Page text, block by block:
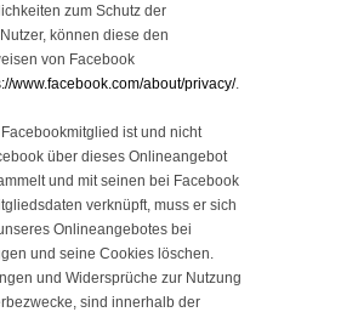
zum Schutz der
können diese den
von Facebook
www.facebook.com/about/privacy/.
ist und nicht
über dieses Onlineangebot
und mit seinen bei Facebook
verknüpft, muss er sich
Onlineangebotes bei
und seine Cookies löschen.
und Widersprüche zur Nutzung
sind innerhalb der